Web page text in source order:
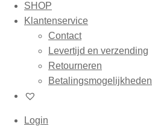
SHOP
Klantenservice
Contact
Levertijd en verzending
Retourneren
Betalingsmogelijkheden
Login